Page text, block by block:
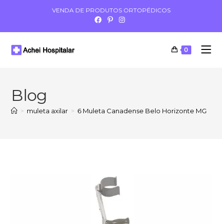
VENDA DE PRODUTOS ORTOPÉDICOS
0
Blog
> muleta axilar > 6 Muleta Canadense Belo Horizonte MG